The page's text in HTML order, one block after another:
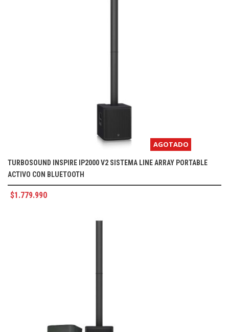
AGOTADO
TURBOSOUND INSPIRE IP2000 V2 SISTEMA LINE ARRAY PORTABLE
ACTIVO CON BLUETOOTH
$1.779.990